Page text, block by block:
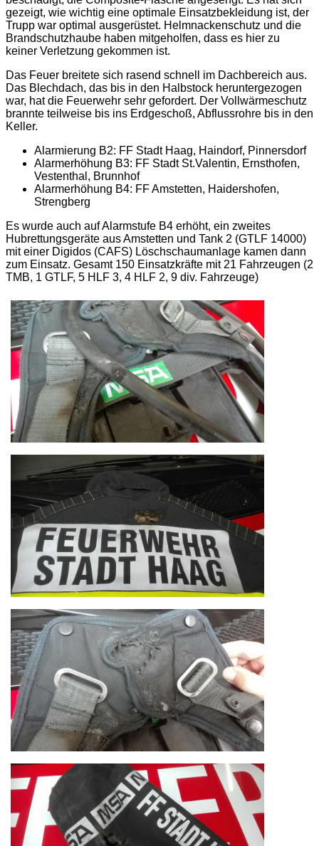
gezeigt, wie wichtig eine optimale Einsatzbekleidung ist, der
Trupp war optimal ausgerüstet. Helmnackenschutz und die
Brandschutzhaube haben mitgeholfen, dass es hier zu
keiner Verletzung gekommen ist.
Das Feuer breitete sich rasend schnell im Dachbereich aus.
Das Blechdach, das bis in den Halbstock heruntergezogen
war, hat die Feuerwehr sehr gefordert. Der Vollwärmeschutz
brannte teilweise bis ins Erdgeschoß, Abflussrohre bis in den
Keller.
Alarmierung B2: FF Stadt Haag, Haindorf, Pinnersdorf
Alarmerhöhung B3: FF Stadt St.Valentin, Ernsthofen,
Vestenthal, Brunnhof
Alarmerhöhung B4: FF Amstetten, Haidershofen,
Strengberg
Es wurde auch auf Alarmstufe B4 erhöht, ein zweites
Hubrettungsgeräte aus Amstetten und Tank 2 (GTLF 14000)
mit einer Digidos (CAFS) Löschschaumanlage kamen dann
zum Einsatz. Gesamt 150 Einsatzkräfte mit 21 Fahrzeugen (2
TMB, 1 GTLF, 5 HLF 3, 4 HLF 2, 9 div. Fahrzeuge)